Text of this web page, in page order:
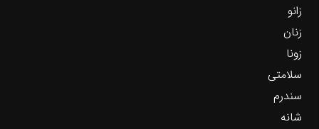
زانو
زنان
زونا
سلامتی
سندرم
شانه